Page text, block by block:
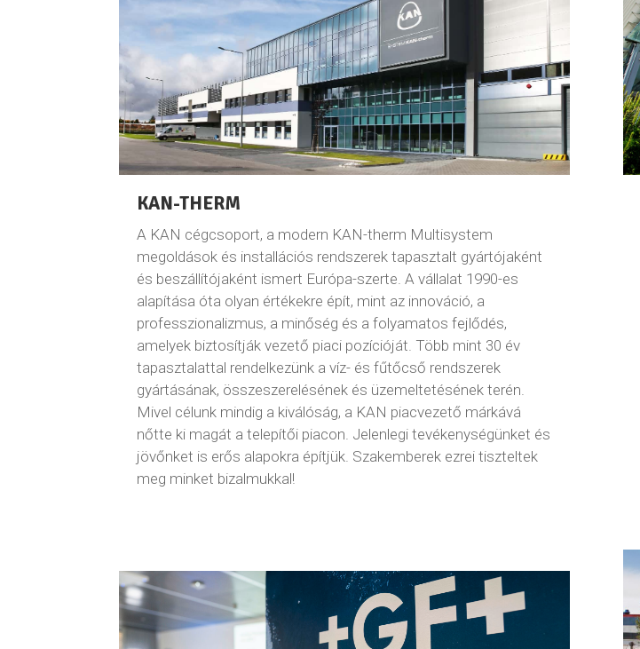
KAN-THERM
A KAN cégcsoport, a modern KAN-therm Multisystem
megoldások és installációs rendszerek tapasztalt gyártójaként
és beszállítójaként ismert Európa-szerte. A vállalat 1990-es
alapítása óta olyan értékekre épít, mint az innováció, a
professzionalizmus, a minőség és a folyamatos fejlődés,
amelyek biztosítják vezető piaci pozícióját. Több mint 30 év
tapasztalattal rendelkezünk a víz- és fűtőcső rendszerek
gyártásának, összeszerelésének és üzemeltetésének terén.
Mivel célunk mindig a kiválóság, a KAN piacvezető márkává
nőtte ki magát a telepítői piacon. Jelenlegi tevékenységünket és
jövőnket is erős alapokra építjük. Szakemberek ezrei tiszteltek
meg minket bizalmukkal!